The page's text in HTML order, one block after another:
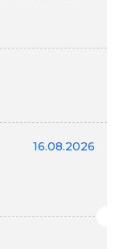
16.08.2026